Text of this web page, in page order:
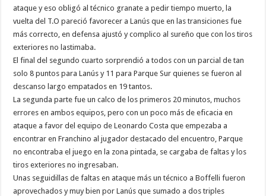
ataque y eso obligó al técnico granate a pedir tiempo muerto, la
vuelta del T.O pareció favorecer a Lanús que en las transiciones fue
más correcto, en defensa ajustó y complico al sureño que con los tiros
exteriores no lastimaba.
El final del segundo cuarto sorprendió a todos con un parcial de tan
solo 8 puntos para Lanús y 11 para Parque Sur quienes se fueron al
descanso largo empatados en 19 tantos.
La segunda parte fue un calco de los primeros 20 minutos, muchos
errores en ambos equipos, pero con un poco más de eficacia en
ataque a favor del equipo de Leonardo Costa que empezaba a
encontrar en Franchino al jugador destacado del encuentro, Parque
no encontraba el juego en la zona pintada, se cargaba de faltas y los
tiros exteriores no ingresaban.
Unas seguidillas de faltas en ataque más un técnico a Boffelli fueron
aprovechados y muy bien por Lanús que sumado a dos triples